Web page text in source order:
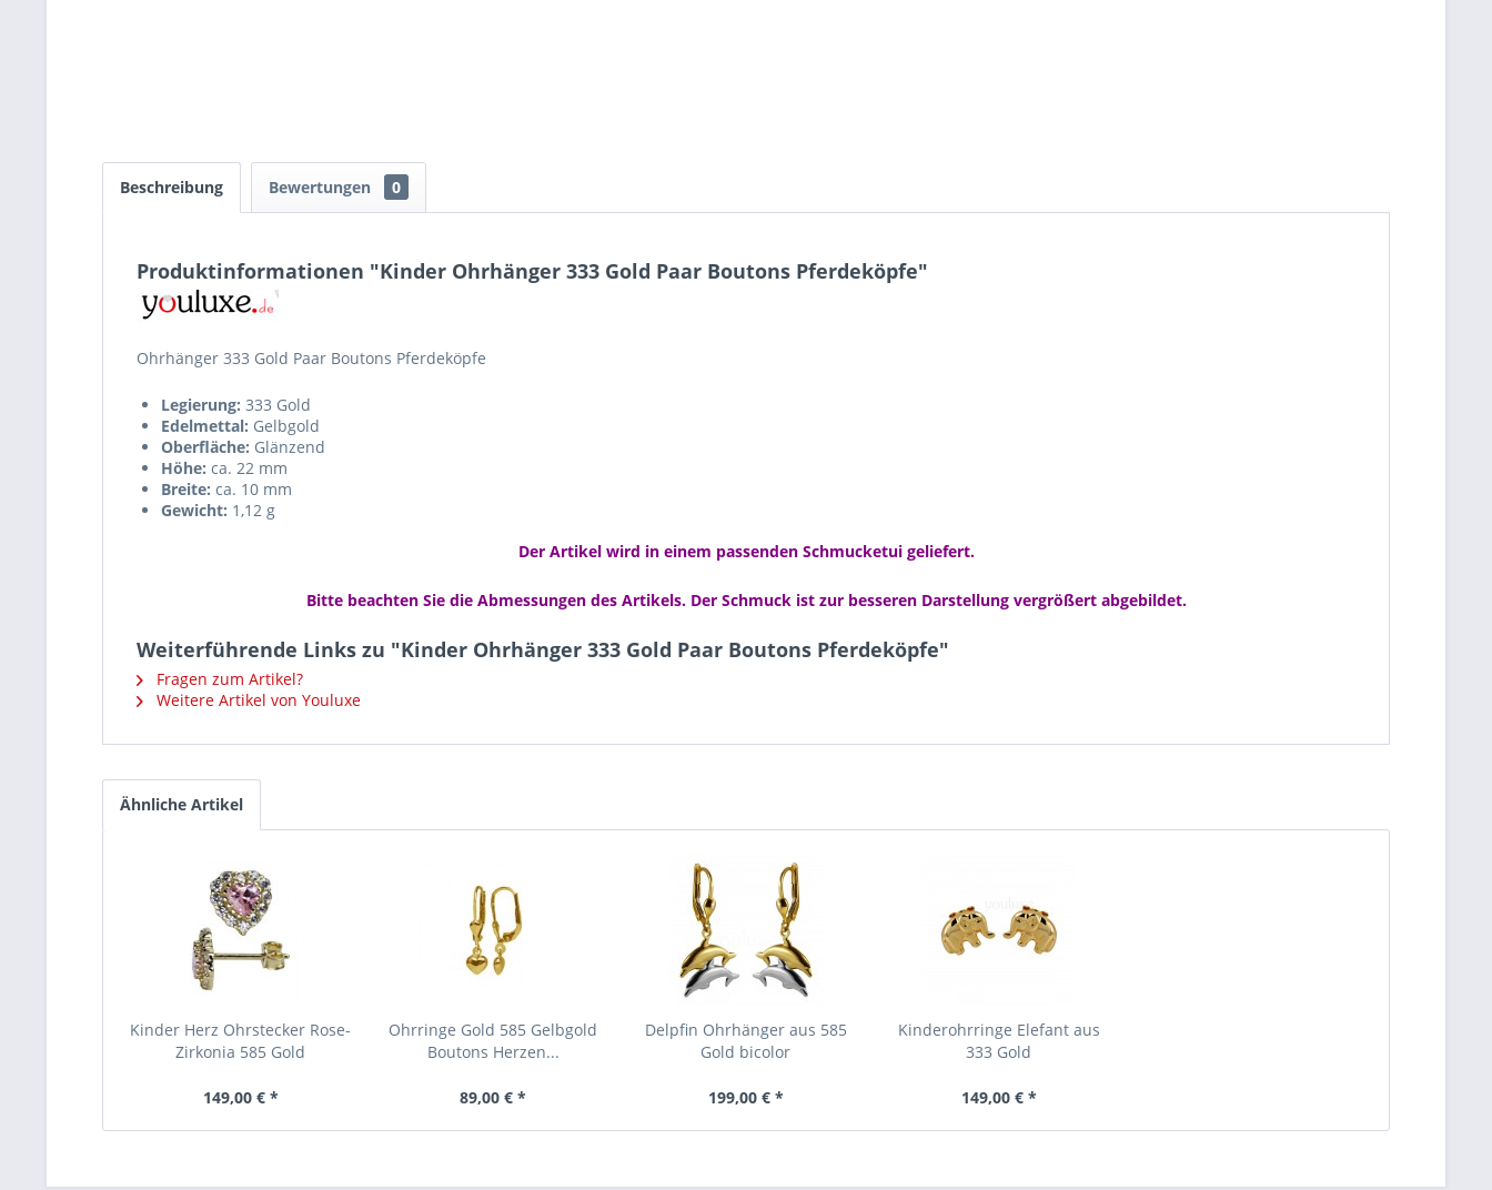
Beschreibung Bewertungen 0
Produktinformationen "Kinder Ohrhänger 333 Gold Paar Boutons Pferdeköpfe"
Ohrhänger 333 Gold Paar Boutons Pferdeköpfe
Legierung: 333 Gold
Edelmettal: Gelbgold
Oberfläche: Glänzend
Höhe: ca. 22 mm
Breite: ca. 10 mm
Gewicht: 1,12 g
Der Artikel wird in einem passenden Schmucketui geliefert.
Bitte beachten Sie die Abmessungen des Artikels. Der Schmuck ist zur besseren Darstellung vergrößert abgebildet.
Weiterführende Links zu "Kinder Ohrhänger 333 Gold Paar Boutons Pferdeköpfe"
Fragen zum Artikel?
Weitere Artikel von Youluxe
Ähnliche Artikel
Kinder Herz Ohrstecker Rose-
Zirkonia 585 Gold
149,00 € *
Ohrringe Gold 585 Gelbgold
Boutons Herzen...
89,00 € *
Delpfin Ohrhänger aus 585
Gold bicolor
199,00 € *
Kinderohrringe Elefant aus
333 Gold
149,00 € *